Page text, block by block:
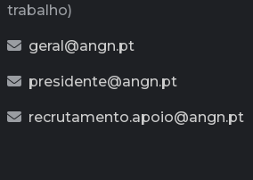
trabalho)
geral@angn.pt
presidente@angn.pt
recrutamento.apoio@angn.pt